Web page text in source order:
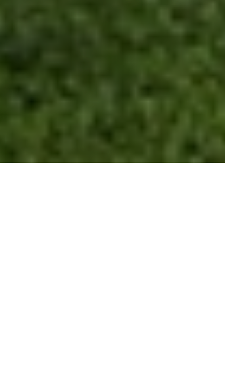
Utilizamos cookies propias y de terceros
para actividades de marketing y para
ofrecerle una mejor experiencia. Lea
sobre cómo usamos las cookies y cómo
puede controlarlas haciendo clic en
"Preferencias de privacidad".
Aceptar y cerrar
Prefencias de privacidad